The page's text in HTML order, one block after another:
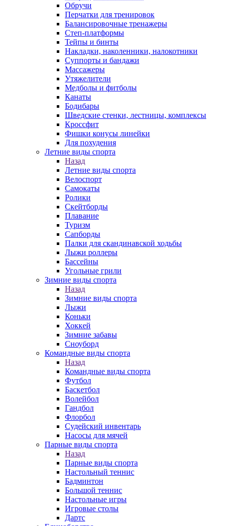
Обручи
Перчатки для тренировок
Балансировочные тренажеры
Степ-платформы
Тейпы и бинты
Накладки, наколенники, налокотники
Суппорты и бандажи
Массажеры
Утяжелители
Медболы и фитболы
Канаты
Бодибары
Шведские стенки, лестницы, комплексы
Кроссфит
Фишки конусы линейки
Для похудения
Летние виды спорта
Назад
Летние виды спорта
Велоспорт
Самокаты
Ролики
Скейтборды
Плавание
Туризм
Сапборды
Палки для скандинавской ходьбы
Лыжи роллеры
Бассейны
Угольные грили
Зимние виды спорта
Назад
Зимние виды спорта
Лыжи
Коньки
Хоккей
Зимние забавы
Сноуборд
Командные виды спорта
Назад
Командные виды спорта
Футбол
Баскетбол
Волейбол
Гандбол
Флорбол
Судейский инвентарь
Насосы для мячей
Парные виды спорта
Назад
Парные виды спорта
Настольный теннис
Бадминтон
Большой теннис
Настольные игры
Игровые столы
Дартс